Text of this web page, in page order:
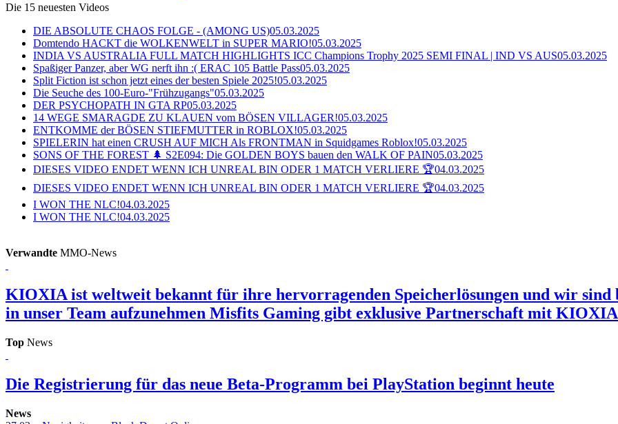
Die 15 neuesten Videos
DIE ABSOLUTE CHAOS FOLGE - (AMONG US)05.03.2025
Domtendo HACKT die WOLKENWELT in SUPER MARIO!05.03.2025
INDIA VS AUSTRALIA FULL MATCH HIGHLIGHTS ICC Champions Trophy 2025 SEMI FINAL | IND VS AUS05.03.2025
Spaßiger Panzer, aber WG nerft ihn :( ERAC 105 Battle Pass05.03.2025
Split Fiction ist schon jetzt eines der besten Spiele 2025!05.03.2025
Die Seuche des 100-Euro-"Frühzugangs"05.03.2025
DER PSYCHOPATH IN GTA RP05.03.2025
14 WEGE SMARAGDE ZU KLAUEN vom BÖSEN VILLAGER!05.03.2025
ENTKOMME der BÖSEN STIEFMUTTER in ROBLOX!05.03.2025
SPIELERIN hat einen CRUSH AUF MICH Als FRONTMAN in Squidgames Roblox!05.03.2025
SONS OF THE FOREST 🌲 S2E094: Die GOLDEN BOYS bauen den WALK OF PAIN05.03.2025
DIESES VIDEO ENDET WENN ICH UNREAL BIN ODER 1 MATCH VERLIERE 🏆04.03.2025
DIESES VIDEO ENDET WENN ICH UNREAL BIN ODER 1 MATCH VERLIERE 🏆04.03.2025
I WON THE NLC!04.03.2025
I WON THE NLC!04.03.2025
Verwandte MMO-News
KIOXIA ist weltweit bekannt für ihre hervorragenden Speicherlösungen und wir sind
in unser Team aufzunehmen Misfits Gaming gibt exklusive Partnerschaft mit
Top News
Die Registrierung für das neue Beta-Programm bei PlayStation beginnt heute
News